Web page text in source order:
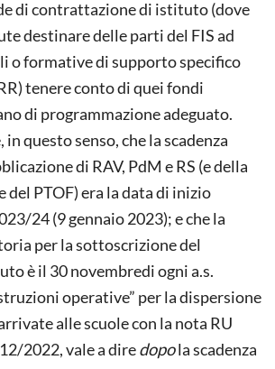
di contrattazione di istituto (dove
destinare delle parti del FIS ad
o formative di supporto specifico
tenere conto di quei fondi
di programmazione adeguato.
questo senso, che la scadenza
di RAV, PdM e RS (e della
PTOF) era la data di inizio
24 (9 gennaio 2023); e che la
per la sottoscrizione del
è il 30 novembredi ogni a.s.
operative” per la dispersione
alle scuole con la nota RU
2022, vale a diredopola scadenza